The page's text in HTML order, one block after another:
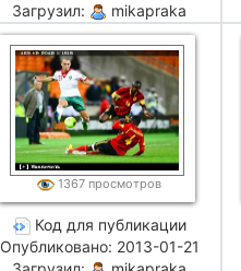
Загрузил:
mikapraka
1367 просмотров
Код для публикации
Опубликовано: 2013-01-21